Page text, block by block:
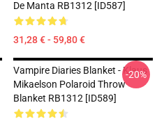
De Manta RB1312 [ID587]
31,28 € - 59,80 €
Vampire Diaries Blanket - Klaus
Mikaelson Polaroid Throw
Blanket RB1312 [ID589]
-20%